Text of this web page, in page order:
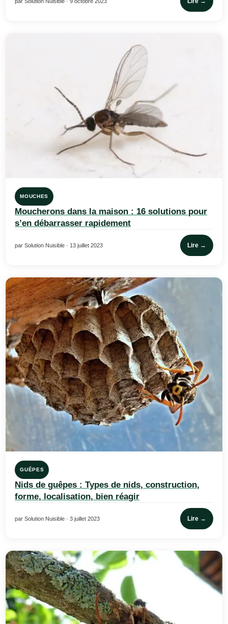
MOUCHES
Moucherons dans la maison : 16 solutions pour
s’en débarrasser rapidement
par Solution Nuisible · 13 juillet 2023 Lire →
GUÊPES
Nids de guêpes : Types de nids, construction,
forme, localisation, bien réagir
par Solution Nuisible · 3 juillet 2023 Lire →